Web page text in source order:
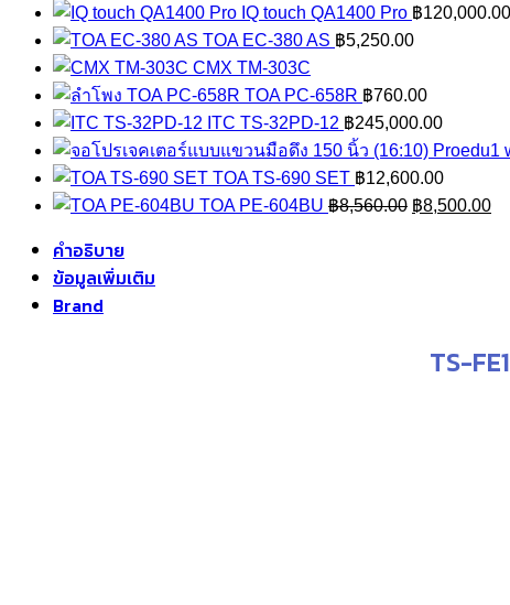
was:
฿53,500.00.
is:
price
IQ touch QA1400 Pro ฿120,000.00
TOA EC-380 AS ฿5,250.00
CMX TM-303C
TOA PC-658R ฿760.00
ITC TS-32PD-12 ฿245,000.00
Proedu1
TOA TS-690 SET ฿12,600.00
TOA PE-604BU ฿8,560.00 Original
฿8,500.00
คำอธิบาย
ข้อมูลเพิ่มเติม
Brand
TS-